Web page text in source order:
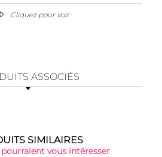
Cliquez pour voir
ASSOCIÉS
SIMILAIRES
vous intéresser